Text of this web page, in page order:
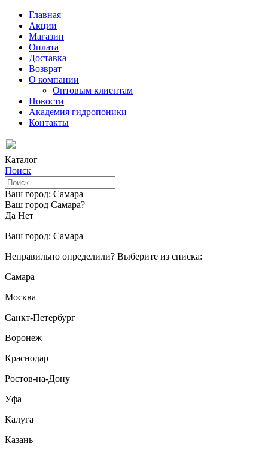
Главная
Акции
Магазин
Оплата
Доставка
Возврат
О компании
Оптовым клиентам
Новости
Академия гидропоники
Контакты
Каталог
Поиск
Ваш город: Самара
Ваш город Самара?
Да Нет
Ваш город: Самара
Неправильно определили? Выберите из списка:
Самара
Москва
Санкт-Петербург
Воронеж
Краснодар
Ростов-на-Дону
Уфа
Калуга
Казань